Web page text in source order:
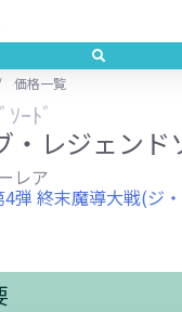
価格一覧
ｰﾄﾞ
・レジェンド
レア
弾 終末魔導大戦(ジ